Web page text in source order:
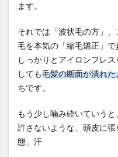
ます。
それでは「波状毛の方」
毛を本気の「縮毛矯正」で
しっかりとアイロンプレ
しても毛髪の断面が潰れ
ちです。
もう少し噛み砕いていう
許さないような、頭皮に
態」汗